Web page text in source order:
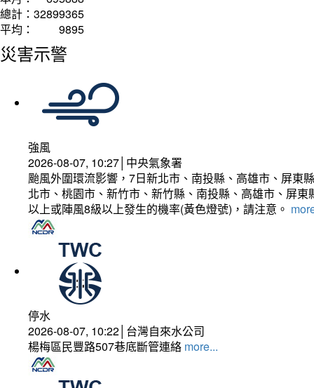
總計： 32899365
平均：
9895
災害示警
強風
2026-08-07, 10:27│中央氣象署
颱風外圍環流影響，7日新北市、南投縣、高雄市、屏東
北市、桃園市、新竹市、新竹縣、南投縣、高雄市、屏
以上或陣風8級以上發生的機率(黃色燈號)，請注意。
停水
2026-08-07, 10:22│台灣自來水公司
楊梅區民豐路507巷底斷管連絡 more...